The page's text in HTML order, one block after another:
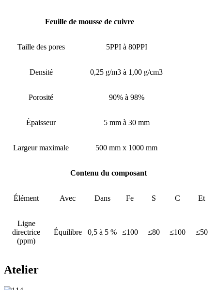
Feuille de mousse de cuivre
Taille des pores 5PPI à 80PPI
Densité 0,25 g/m3 à 1,00 g/cm3
Porosité 90% à 98%
Épaisseur 5 mm à 30 mm
Largeur maximale 500 mm x 1000 mm
Contenu du composant
Élément Avec Dans Fe S C Et
Ligne
directrice
(ppm)
Équilibre 0,5 à 5 % ≤100 ≤80 ≤100 ≤50
Atelier